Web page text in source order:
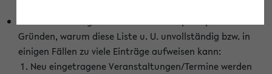
Gründen, warum diese Liste u. U. unvollständig bzw. in
einigen Fällen zu viele Einträge aufweisen kann:
Neu eingetragene Veranstaltungen/Termine werden